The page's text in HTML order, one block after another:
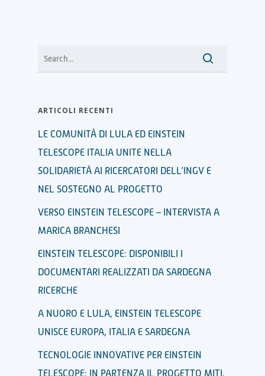
ARTICOLI RECENTI
LE COMUNITÀ DI LULA ED EINSTEIN
TELESCOPE ITALIA UNITE NELLA
SOLIDARIETÀ AI RICERCATORI DELL’INGV E
NEL SOSTEGNO AL PROGETTO
VERSO EINSTEIN TELESCOPE – INTERVISTA A
MARICA BRANCHESI
EINSTEIN TELESCOPE: DISPONIBILI I
DOCUMENTARI REALIZZATI DA SARDEGNA
RICERCHE
A NUORO E LULA, EINSTEIN TELESCOPE
UNISCE EUROPA, ITALIA E SARDEGNA
TECNOLOGIE INNOVATIVE PER EINSTEIN
TELESCOPE: IN PARTENZA IL PROGETTO MITI,